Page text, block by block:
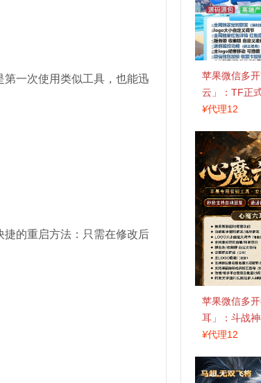
第一次使用类似工具，也能迅
捷的重启方法：只需在修改后
苹果微信多
云」：TF正
包，7天退换
¥代理12
苹果微信多
耳」：斗战
认准拍拍卡激
¥代理12